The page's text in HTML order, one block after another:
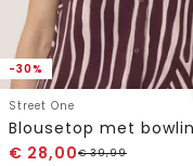
-30%
Street One
€ 28,00€39,99